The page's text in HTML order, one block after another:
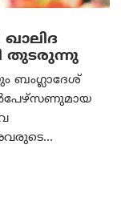
തുടരുന്നു
ബംഗ്ലാദേശ്